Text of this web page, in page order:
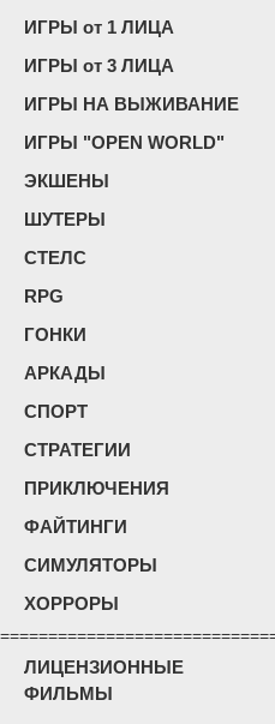
ИГРЫ от 1 ЛИЦА
ИГРЫ от 3 ЛИЦА
ИГРЫ НА ВЫЖИВАНИЕ
ИГРЫ "OPEN WORLD"
ЭКШЕНЫ
ШУТЕРЫ
СТЕЛС
RPG
ГОНКИ
АРКАДЫ
СПОРТ
СТРАТЕГИИ
ПРИКЛЮЧЕНИЯ
ФАЙТИНГИ
СИМУЛЯТОРЫ
ХОРРОРЫ
ЛИЦЕНЗИОННЫЕ
ФИЛЬМЫ